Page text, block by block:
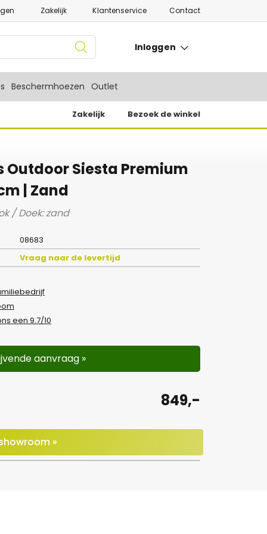
Zakelijk Klantenservice Contact
Inloggen
Beschermhoezen Outlet
Zakelijk Bezoek de winkel
Outdoor Siesta Premium
| Zand
/ Doek: zand
08683
Vraag naar de levertijd
een 9.7/10
aanvraag »
849,-
»